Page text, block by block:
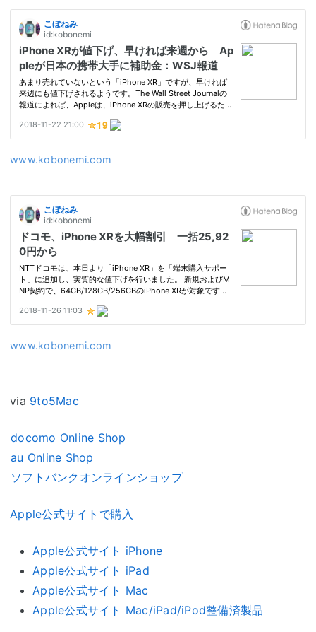
www.kobonemi.com
www.kobonemi.com
via 9to5Mac
docomo Online Shop
au Online Shop
ソフトバンクオンラインショップ
Apple公式サイトで購入
Apple公式サイト iPhone
Apple公式サイト iPad
Apple公式サイト Mac
Apple公式サイト Mac/iPad/iPod整備済製品